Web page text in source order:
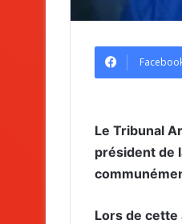
Le Tribunal
président de
Lors de cette